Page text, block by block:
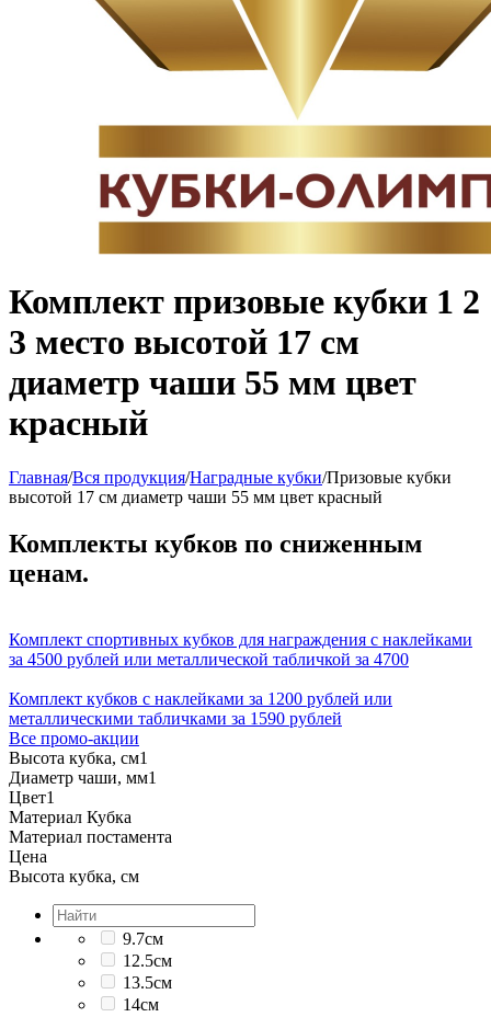
Комплект призовые кубки 1 2
3 место высотой 17 см
диаметр чаши 55 мм цвет
красный
Главная/Вся продукция/Наградные кубки/Призовые кубки
высотой 17 см диаметр чаши 55 мм цвет красный
Комплекты кубков по сниженным
ценам.
Комплект спортивных кубков для награждения с наклейками
за 4500 рублей или металлической табличкой за 4700
Комплект кубков с наклейками за 1200 рублей или
металлическими табличками за 1590 рублей
Все промо-акции
Высота кубка, см1
Диаметр чаши, мм1
Цвет1
Материал Кубка
Материал постамента
Цена
Высота кубка, см
9.7см
12.5см
13.5см
14см